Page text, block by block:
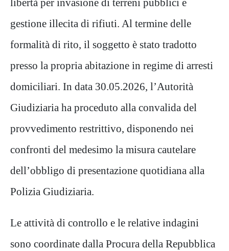
gestione illecita di rifiuti. Al termine delle
formalità di rito, il soggetto è stato tradotto
presso la propria abitazione in regime di arresti
domiciliari. In data 30.05.2026, l’Autorità
Giudiziaria ha proceduto alla convalida del
provvedimento restrittivo, disponendo nei
confronti del medesimo la misura cautelare
dell’obbligo di presentazione quotidiana alla
Polizia Giudiziaria.
Le attività di controllo e le relative indagini
sono coordinate dalla Procura della Repubblica